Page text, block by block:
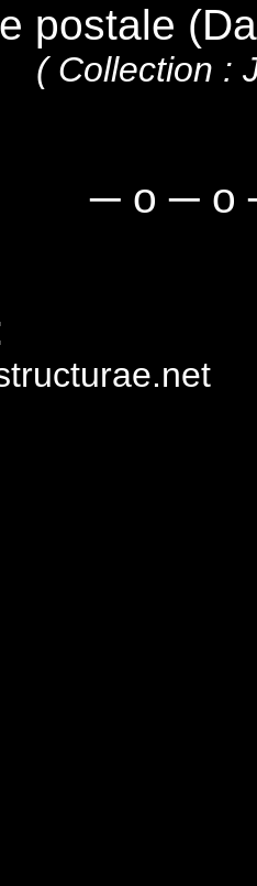
postale
( Collection :
─ o ─ o